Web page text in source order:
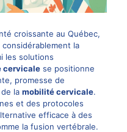
croissante au Québec,
la
les solutions
cervicalese positionne
promesse de
la mobilité cervicale.
et des protocoles
efficace à des
la fusion vertébrale.